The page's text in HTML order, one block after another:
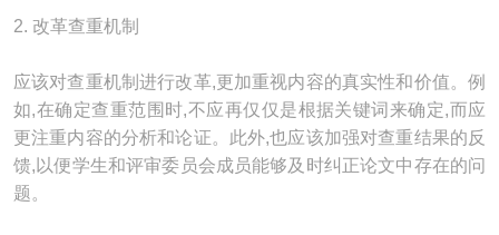
2. 改革查重机制
应该对查重机制进行改革,更加重视内容的真实性和价值。例
如,在确定查重范围时,不应再仅仅是根据关键词来确定,而应
更注重内容的分析和论证。此外,也应该加强对查重结果的反
馈,以便学生和评审委员会成员能够及时纠正论文中存在的问
题。